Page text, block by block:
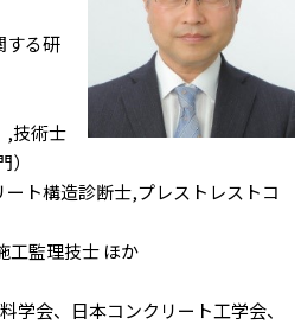
する研
術士
ト構造診断士,プレストレストコ
工監理技士 ほか
学会、日本コンクリート工学会、